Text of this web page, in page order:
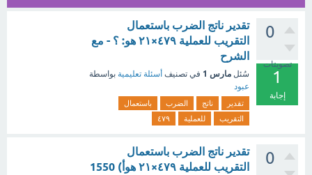
0
تصويتات
1
إجابة
تقدير ناتج الضرب باستعمال
التقريب للعملية ٤٧٩×٢١ هو: ؟ - مع
الشرح
سُئل مارس 1 في تصنيف أسئلة تعليمية بواسطة
عبود
تقدير ناتج الضرب
باستعمال
التقريب
للعملية ٤٧٩
0
تقدير ناتج الضرب باستعمال
التقريب للعملية ٤٧٩×٢١ هوأ) 1550